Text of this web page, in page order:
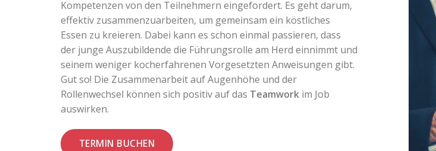
Kompetenzen von den Teilnehmern eingefordert. Es geht darum,
effektiv zusammenzuarbeiten, um gemeinsam ein köstliches
Essen zu kreieren. Dabei kann es schon einmal passieren, dass
der junge Auszubildende die Führungsrolle am Herd einnimmt und
seinem weniger kocherfahrenen Vorgesetzten Anweisungen gibt.
Gut so! Die Zusammenarbeit auf Augenhöhe und der
Rollenwechsel können sich positiv auf das Teamwork im Job
auswirken.
TERMIN BUCHEN